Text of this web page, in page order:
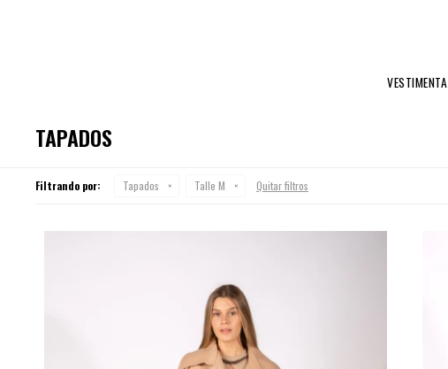
VESTIMENTA
TAPADOS
Filtrando por: Tapados Talle M Quitar filtros